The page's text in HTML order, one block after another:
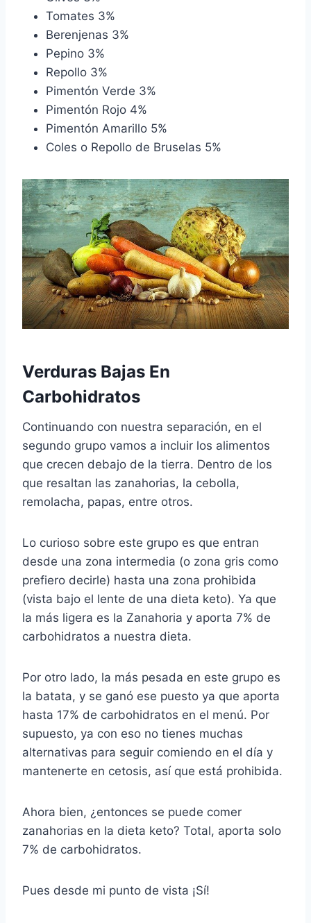
Tomates 3%
Berenjenas 3%
Pepino 3%
Repollo 3%
Pimentón Verde 3%
Pimentón Rojo 4%
Pimentón Amarillo 5%
Coles o Repollo de Bruselas 5%
Verduras Bajas En
Carbohidratos
Continuando con nuestra separación, en el
segundo grupo vamos a incluir los alimentos
que crecen debajo de la tierra. Dentro de los
que resaltan las zanahorias, la cebolla,
remolacha, papas, entre otros.
Lo curioso sobre este grupo es que entran
desde una zona intermedia (o zona gris como
prefiero decirle) hasta una zona prohibida
(vista bajo el lente de una dieta keto). Ya que
la más ligera es la Zanahoria y aporta 7% de
carbohidratos a nuestra dieta.
Por otro lado, la más pesada en este grupo es
la batata, y se ganó ese puesto ya que aporta
hasta 17% de carbohidratos en el menú. Por
supuesto, ya con eso no tienes muchas
alternativas para seguir comiendo en el día y
mantenerte en cetosis, así que está prohibida.
Ahora bien, ¿entonces se puede comer
zanahorias en la dieta keto? Total, aporta solo
7% de carbohidratos.
Pues desde mi punto de vista ¡Sí!